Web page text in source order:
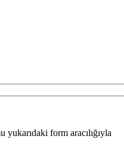
form aracılığıyla